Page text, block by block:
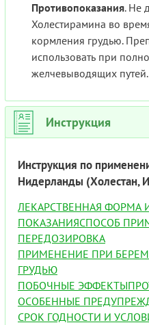
Противопоказания. Не
Холестирамина во
кормления грудью.
использовать при
желчевыводящих путей.
Инструкция
Инструкция по
Нидерланды (Холестан,
ЛЕКАРСТВЕННАЯ ФОРМА
ПОКАЗАНИЯСПОСОБ
ПЕРЕДОЗИРОВКА
ПРИМЕНЕНИЕ ПРИ
ГРУДЬЮ
ПОБОЧНЫЕ ЭФФЕКТЫ
ОСОБЕННЫЕ
СРОК ГОДНОСТИ И